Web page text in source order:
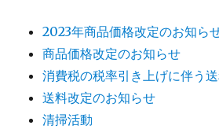
2023年商品価格改定のお知ら
商品価格改定のお知らせ
消費税の税率引き上げに伴う
送料改定のお知らせ
清掃活動